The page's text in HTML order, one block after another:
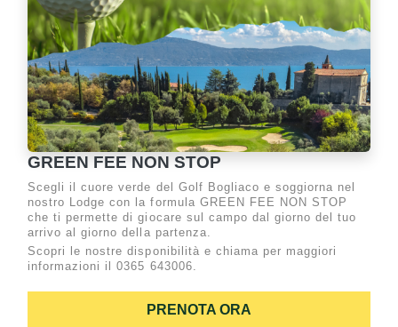
GREEN FEE NON STOP
Scegli il cuore verde del Golf Bogliaco e soggiorna nel
nostro Lodge con la formula GREEN FEE NON STOP
che ti permette di giocare sul campo dal giorno del tuo
arrivo al giorno della partenza.
Scopri le nostre disponibilità e chiama per maggiori
informazioni il 0365 643006.
PRENOTA ORA